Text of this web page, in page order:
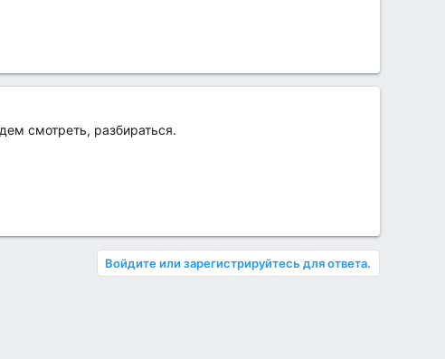
смотреть, разбираться.
Войдите или зарегистрируйтесь для ответа.